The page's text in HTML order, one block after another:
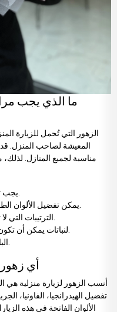
ما الذي يجب
الزهور التي تُحمل للزيارة
المعيشة لصاحب المنزل. قد
مناسبة لجميع المنازل.
يجب تجنب الزهور ذات الروائح القوية جداً.
يمكن تفضيل الألوان الطبيعية التي قد تتناغم مع ديكور المنزل.
الترتيبات التي لا تحتاج إلى مزهريات توفر خيارًا عمليًا.
لنباتات يمكن أن تكون هدية دائمة في زيارة المنزل الجديد.
الباقات البسيطة تناسب دعوات العشاء.
أي
أنسب الزهور لزيارة منزلية هي
تفضيل الهيدرانجيا، الفاونيا،
الألوان الفاتحة في هذه